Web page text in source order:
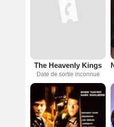
The Heavenly Kings
Date de sortie inconnue